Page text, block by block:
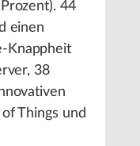
44
einen
Knappheit
38
Things und